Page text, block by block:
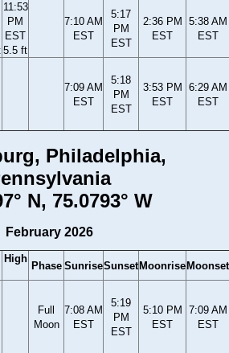
11:53
PM
EST
5.5 ft
7:10 AM
EST
5:17
PM
EST
2:36 PM
EST
5:38 AM
EST
7:09 AM
EST
5:18
PM
EST
3:53 PM
EST
6:29 AM
EST
Philadelphia,
N, 75.0793° W
February 2026
High
Phase SunriseSunset Moonrise Moonset
Full
Moon
7:08 AM
EST
5:19
PM
EST
5:10 PM
EST
7:09 AM
EST